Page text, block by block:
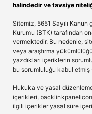
halindedir ve tavsiye
Sitemiz, 5651 Sayılı
Kurumu (BTK) tarafından
vermektedir. Bu nedenle,
veya araştırma
yazdıkları içeriklerin
bu sorumluluğu kabul etmiş
Hukuka ve yasal
içerikleri,
ilgili içerikler yasal süre